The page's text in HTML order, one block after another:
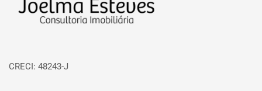
CRECI: 48243-J